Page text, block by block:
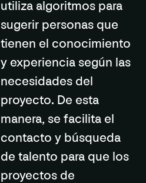
utiliza algoritmospara
sugerir personas que
tienen el conocimiento
y experiencia según las
necesidades del
proyecto. De esta
manera, se facilita el
contacto y búsqueda
de talento para que los
proyectos de